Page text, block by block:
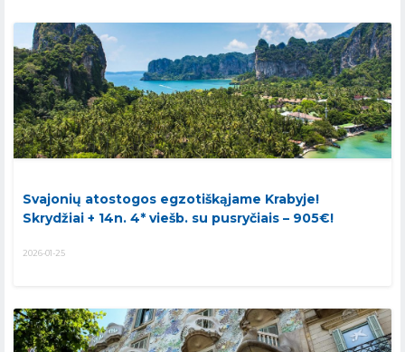
Svajonių atostogos egzotiškąjame Krabyje!
Skrydžiai + 14n. 4* viešb. su pusryčiais – 905€!
2026-01-25